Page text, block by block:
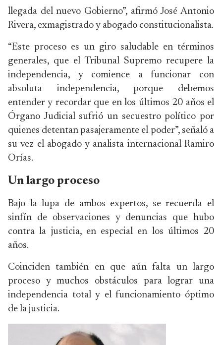
llegada del nuevo Gobierno”, afirmó José Antonio
Rivera, exmagistrado y abogado constitucionalista.
“Este proceso es un giro saludable en términos
generales, que el Tribunal Supremo recupere la
independencia, y comience a funcionar con
absoluta independencia, porque debemos
entender y recordar que en los últimos 20 años el
Órgano Judicial sufrió un secuestro político por
quienes detentan pasajeramente el poder”, señaló a
su vez el abogado y analista internacional Ramiro
Orías.
Un largo proceso
Bajo la lupa de ambos expertos, se recuerda el
sinfín de observaciones y denuncias que hubo
contra la justicia, en especial en los últimos 20
años.
Coinciden también en que aún falta un largo
proceso y muchos obstáculos para lograr una
independencia total y el funcionamiento óptimo
de la justicia.